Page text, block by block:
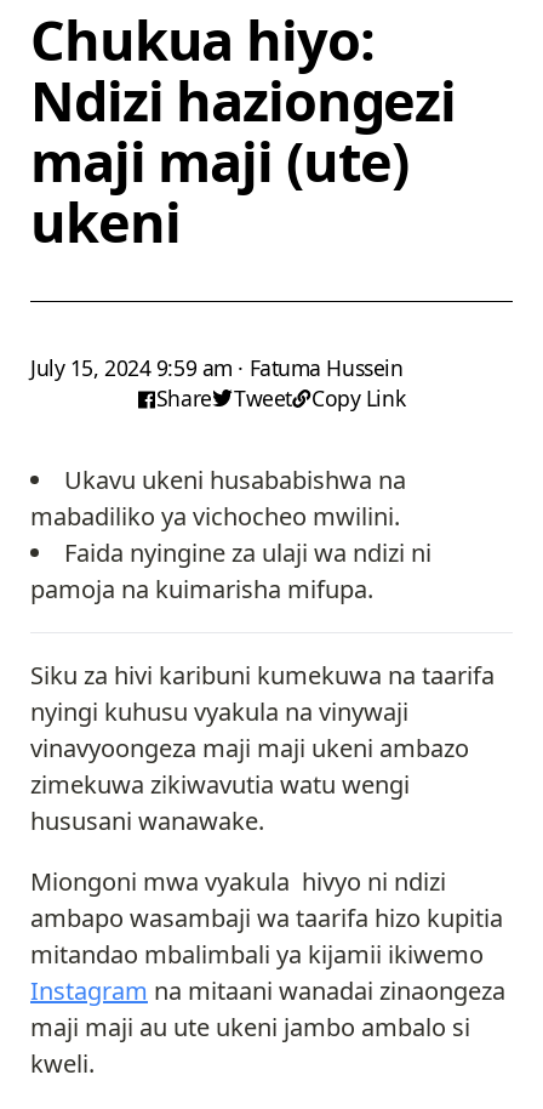
Chukua hiyo:
Ndizi haziongezi
maji maji (ute)
ukeni
July 15, 2024 9:59 am · Fatuma Hussein
Share
Tweet Copy Link
Ukavu ukeni husababishwa na
mabadiliko ya vichocheo mwilini.
Faida nyingine za ulaji wa ndizi ni
pamoja na kuimarisha mifupa.
Siku za hivi karibuni kumekuwa na taarifa
nyingi kuhusu vyakula na vinywaji
vinavyoongeza maji maji ukeni ambazo
zimekuwa zikiwavutia watu wengi
hususani wanawake.
Miongoni mwa vyakula hivyo ni ndizi
ambapo wasambaji wa taarifa hizo kupitia
mitandao mbalimbali ya kijamii ikiwemo
Instagram na mitaani wanadai zinaongeza
maji maji au ute ukeni jambo ambalo si
kweli.